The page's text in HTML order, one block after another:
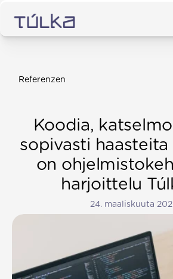
Koodia,
sopivasti haasteita
on
harjoittelu
24. maaliskuuta
Referenzen